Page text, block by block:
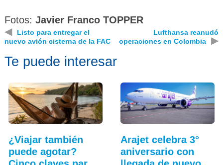
Fotos: Javier Franco TOPPER
◀
Listo para entregar el
nuevo avión cisterna de la FAC
Lufthansa reanudó
operaciones en Colombia
▶
Te puede interesar
¿Viajar también
puede agotar?
Arajet celebra 3°
aniversario con